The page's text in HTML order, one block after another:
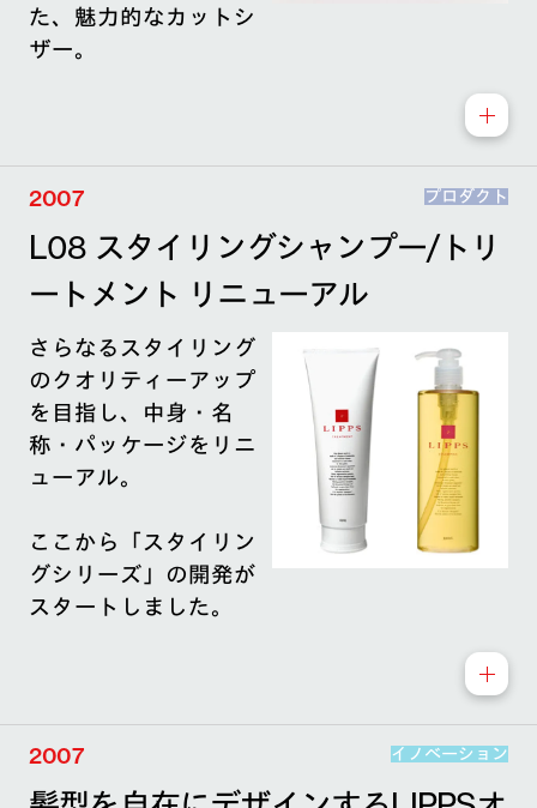
た、魅力的なカットシ
ザー。
2007 プロダクト
L08 スタイリングシャンプー/トリ
ートメント リニューアル
さらなるスタイリング
のクオリティーアップ
を目指し、中身・名
称・パッケージをリニ
ューアル。
ここから「スタイリン
グシリーズ」の開発が
スタートしました。
2007 イノベーション